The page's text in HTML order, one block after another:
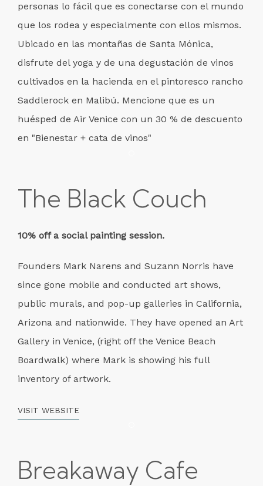
personas lo fácil que es conectarse con el mundo
que los rodea y especialmente con ellos mismos.
Ubicado en las montañas de Santa Mónica,
disfrute del yoga y de una degustación de vinos
cultivados en la hacienda en el pintoresco rancho
Saddlerock en Malibú. Mencione que es un
huésped de Air Venice con un 30 % de descuento
en "Bienestar + cata de vinos"
The Black Couch
10% off a social painting session.
Founders Mark Narens and Suzann Norris have
since gone mobile and conducted art shows,
public murals, and pop-up galleries in California,
Arizona and nationwide. They have opened an Art
Gallery in Venice, (right off the Venice Beach
Boardwalk) where Mark is showing his full
inventory of artwork.
VISIT WEBSITE
Breakaway Cafe